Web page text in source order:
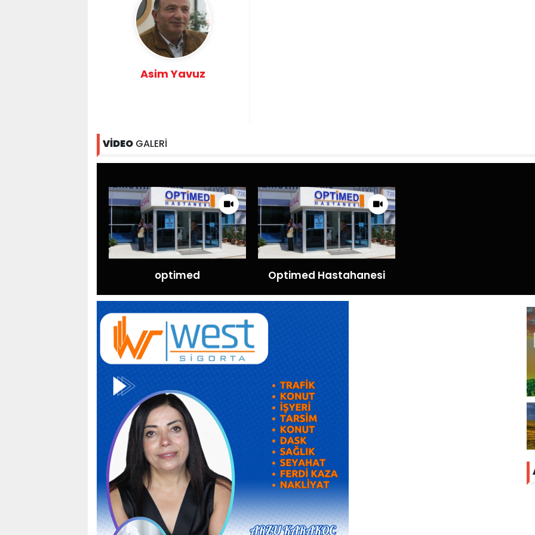
Asim Yavuz
VİDEO GALERİ
optimed Optimed Hastahanesi